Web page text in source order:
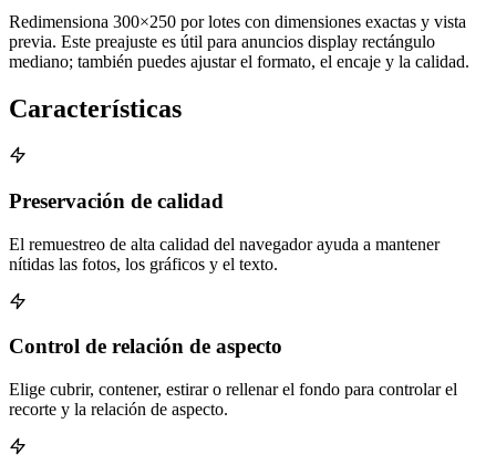
Redimensiona 300×250 por lotes con dimensiones exactas y vista
previa. Este preajuste es útil para anuncios display rectángulo
mediano; también puedes ajustar el formato, el encaje y la calidad.
Características
Preservación de calidad
El remuestreo de alta calidad del navegador ayuda a mantener
nítidas las fotos, los gráficos y el texto.
Control de relación de aspecto
Elige cubrir, contener, estirar o rellenar el fondo para controlar el
recorte y la relación de aspecto.